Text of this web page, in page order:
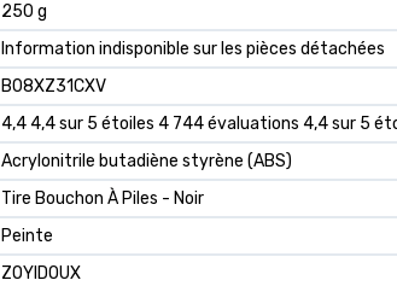
‎250 g
‎Information indisponible sur les pièces détachées
B08XZ31CXV
4,4 4,4 sur 5 étoiles 4 744 évaluations 4,4 sur 5
Acrylonitrile butadiène styrène (ABS)
Tire Bouchon À Piles - Noir
Peinte
ZOYIDOUX